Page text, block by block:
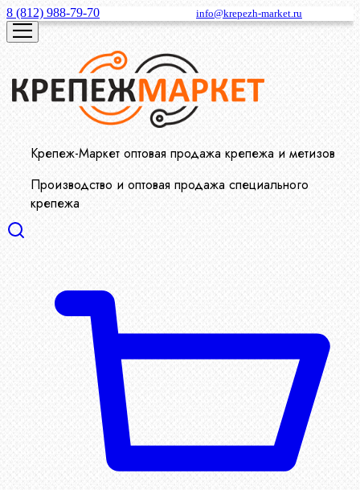
8 (812) 988-79-70 info@krepezh-market.ru
Крепеж-Маркет оптовая продажа крепежа и метизов
Производство и оптовая продажа специального
крепежа